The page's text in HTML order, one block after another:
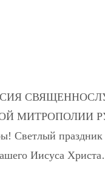
МИТРОПОЛИИ
Светлый праздник
Иисуса